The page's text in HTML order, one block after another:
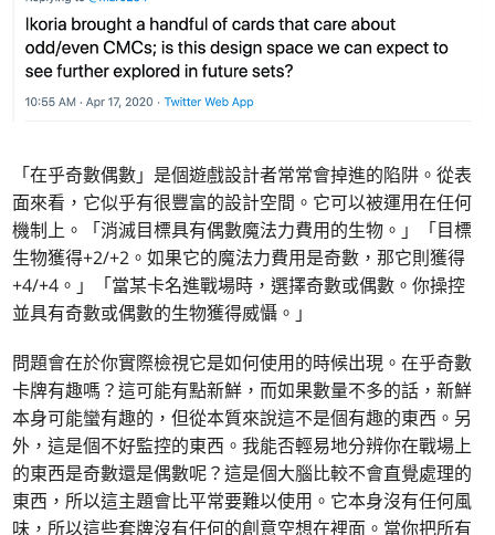
「在乎奇數偶數」是個遊戲設計者常常會掉進的陷阱。從表
面來看，它似乎有很豐富的設計空間。它可以被運用在任何
機制上。「消滅目標具有偶數魔法力費用的生物。」「目標
生物獲得+2/+2。如果它的魔法力費用是奇數，那它則獲得
+4/+4。」「當某卡名進戰場時，選擇奇數或偶數。你操控
並具有奇數或偶數的生物獲得威懾。」
問題會在於你實際檢視它是如何使用的時候出現。在乎奇數
卡牌有趣嗎？這可能有點新鮮，而如果數量不多的話，新鮮
本身可能蠻有趣的，但從本質來說這不是個有趣的東西。另
外，這是個不好監控的東西。我能否輕易地分辨你在戰場上
的東西是奇數還是偶數呢？這是個大腦比較不會直覺處理的
東西，所以這主題會比平常要難以使用。它本身沒有任何風
味，所以這些套牌沒有任何的創意空想在裡面。當你把所有